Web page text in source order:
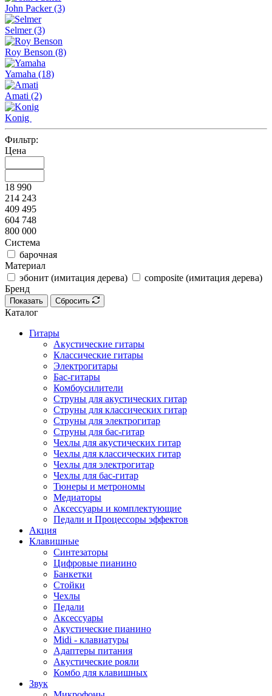
John Packer(3)
Selmer(3)
Roy Benson (8)
Yamaha (18)
Amati (2)
Konig
Фильтр:
Цена
18 990
214 243
409 495
604 748
800 000
Система
барочная
Материал
эбонит (имитация дерева)
composite (имитация дерева)
Бренд
Показать Сбросить
Каталог
Гитары
Акустические гитары
Классические гитары
Электрогитары
Бас-гитары
Комбоусилители
Струны для акустических гитар
Струны для классических гитар
Струны для электрогитар
Струны для бас-гитар
Чехлы для акустических гитар
Чехлы для классических гитар
Чехлы для электрогитар
Чехлы для бас-гитар
Тюнеры и метрономы
Медиаторы
Аксессуары и комплектующие
Педали и Процессоры эффектов
Акция
Клавишные
Синтезаторы
Цифровые пианино
Банкетки
Стойки
Чехлы
Педали
Аксессуары
Акустические пианино
Midi - клавиатуры
Адаптеры питания
Акустические рояли
Комбо для клавишных
Звук